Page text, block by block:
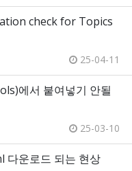
check for Topics
25-04-11
에서 붙여넣기 안될
25-03-10
운로드 되는 현상